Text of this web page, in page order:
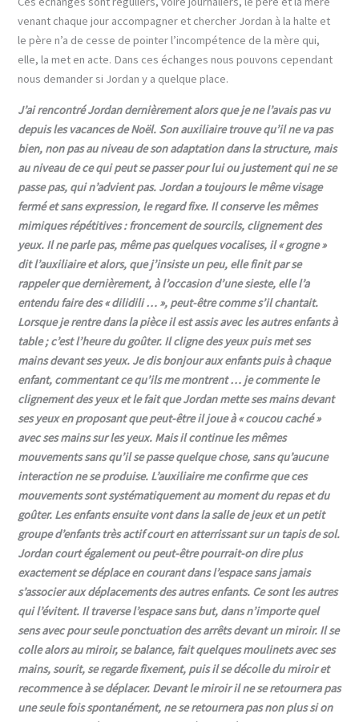
venant chaque jour accompagner et chercher Jordan à la halte et
le père n’a de cesse de pointer l’incompétence de la mère qui,
elle, la met en acte. Dans ces échanges nous pouvons cependant
nous demander si Jordan y a quelque place.
J’ai rencontré Jordan dernièrement alors que je ne l’avais pas vu
depuis les vacances de Noël. Son auxiliaire trouve qu’il ne va pas
bien, non pas au niveau de son adaptation dans la structure, mais
au niveau de ce qui peut se passer pour lui ou justement qui ne se
passe pas, qui n’advient pas. Jordan a toujours le même visage
fermé et sans expression, le regard fixe. Il conserve les mêmes
mimiques répétitives : froncement de sourcils, clignement des
yeux. Il ne parle pas, même pas quelques vocalises, il « grogne »
dit l’auxiliaire et alors, que j’insiste un peu, elle finit par se
rappeler que dernièrement, à l’occasion d’une sieste, elle l’a
entendu faire des « dilidili … », peut-être comme s’il chantait.
Lorsque je rentre dans la pièce il est assis avec les autres enfants à
table ; c’est l’heure du goûter. Il cligne des yeux puis met ses
mains devant ses yeux. Je dis bonjour aux enfants puis à chaque
enfant, commentant ce qu’ils me montrent … je commente le
clignement des yeux et le fait queJordanmette ses mains devant
ses yeux en proposantque peut-être il joue à«coucou caché»
avec ses mains sur les yeux. Maisil continue les mêmes
mouvements sans qu’il se passe quelque chose, sans qu’aucune
interaction ne se produise. L’auxiliaire me confirme que ces
mouvements sont systématiquement au moment du repas et du
goûter. Les enfants ensuite vont dans la salle de jeux et un petit
groupe d’enfants très actif court en atterrissant sur un tapis de sol.
Jordan court égalementou peut-être pourrait-on dire plus
exactement se déplace en courant dans l’espace sans jamais
s’associer aux déplacements des autres enfants. Ce sont les autres
qui l’évitent. Il traverse l’espace sans but, dans n’importe quel
sens avec pour seule ponctuation des arrêts devant un miroir. Il se
colle alors au miroir, se balance, fait quelques moulinets avec ses
mains, sourit, se regarde fixement, puis il se décolle du miroir et
recommence à se déplacer. Devant le miroir il ne se retournera pas
une seule fois spontanément, ne se retournera pasnon plus si on